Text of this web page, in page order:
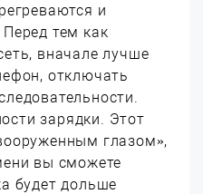
и
тем как
вначале лучше
отключать
зарядки. Этот
глазом»,
вы сможете
будет дольше